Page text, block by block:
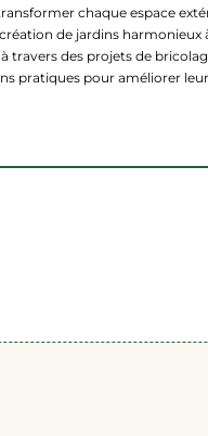
chaque espace
de jardins harmonieux
travers des projets de
pratiques pour améliorer